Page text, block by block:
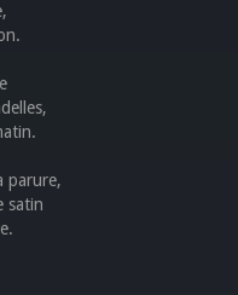
parure,
satin